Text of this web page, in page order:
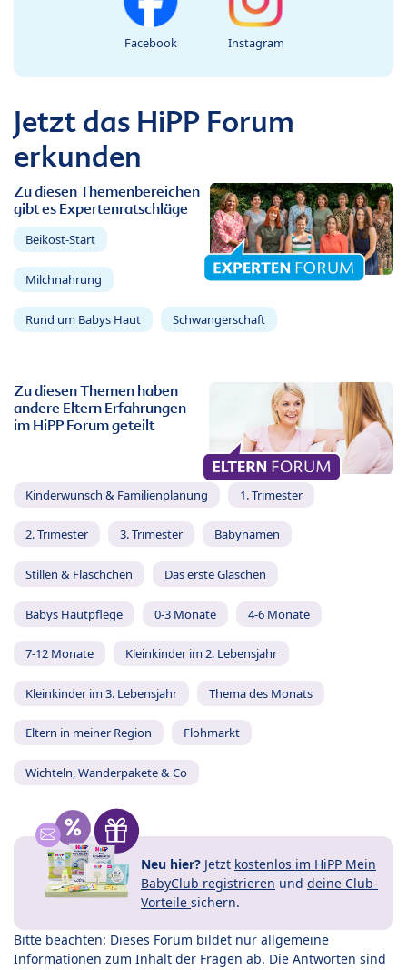
Facebook Instagram
Jetzt das HiPP Forum
erkunden
Zu diesen Themenbereichen
gibt es Expertenratschläge
Beikost-Start
Milchnahrung
Rund um Babys Haut Schwangerschaft
Zu diesen Themen haben
andere Eltern Erfahrungen
im HiPP Forum geteilt
Kinderwunsch & Familienplanung 1. Trimester
2. Trimester 3. Trimester Babynamen
Stillen & Fläschchen Das erste Gläschen
Babys Hautpflege 0-3 Monate 4-6 Monate
7-12 Monate Kleinkinder im 2. Lebensjahr
Kleinkinder im 3. Lebensjahr Thema des Monats
Eltern in meiner Region Flohmarkt
Wichteln, Wanderpakete & Co
Neu hier? Jetzt kostenlos im HiPP Mein
BabyClub registrieren und deine Club-
Vorteile sichern.
Bitte beachten: Dieses Forum bildet nur allgemeine
Informationen zum Inhalt der Fragen ab. Die Antworten sind